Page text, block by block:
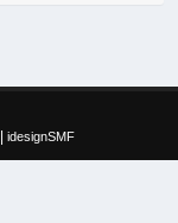
idesignSMF